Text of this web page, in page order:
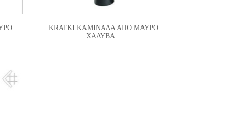
KRATKI ΚΑΜΙΝΑΔΑ ΑΠΟ ΜΑΥΡΟ
ΧΑΛΥΒΑ...